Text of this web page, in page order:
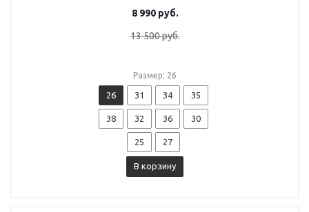
8 990руб.
13 500руб.
Размер: 26
26 31 34 35
38 32 36 30
25 27
В корзину